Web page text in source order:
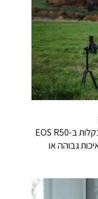
עם חיבור USB באפשרותכם להשתמש בקלות ב-EOS R50
גבוהה או